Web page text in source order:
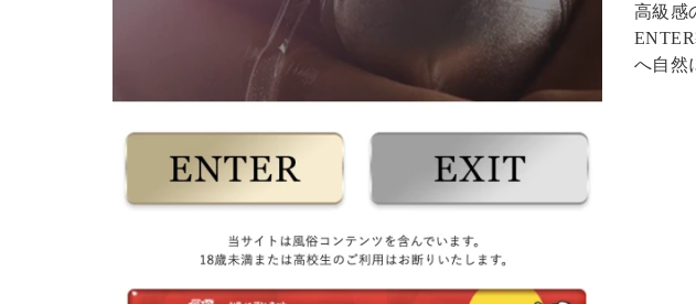
高級感
へ自然